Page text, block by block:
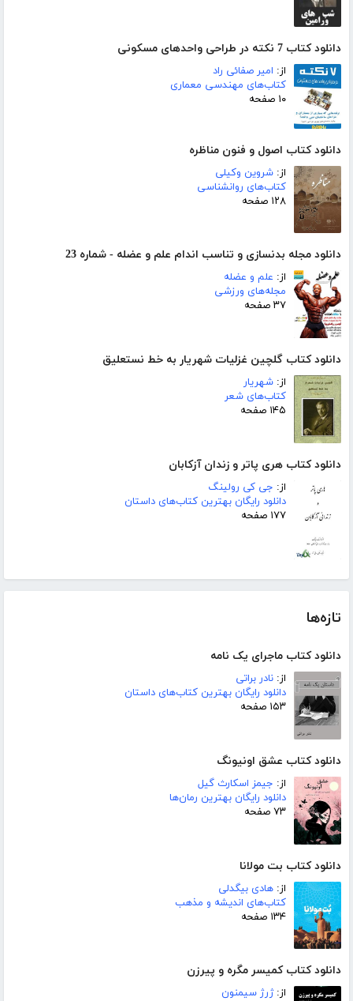
دانلود کتاب 7 نکته در طراحی واحدهای مسکونی
از: امیر صفائی راد
کتاب‌های مهندسی معماری
۱۰ صفحه
دانلود کتاب اصول و فنون مناظره
از: شروین وکیلی
کتاب‌های روانشناسی
۱۲۸ صفحه
دانلود مجله بدنسازی و تناسب اندام علم و عضله - شماره 23
از: علم و عضله
مجله‌های ورزشی
۳۷ صفحه
دانلود کتاب گلچین غزلیات شهریار به خط نستعلیق
از: شهریار
کتاب‌های شعر
۱۴۵ صفحه
دانلود کتاب هری پاتر و زندان آزکابان
از: جی کی رولینگ
دانلود رایگان بهترین کتاب‌های داستان
۱۷۷ صفحه
تازه‌ها
دانلود کتاب ماجرای یک نامه
از: نادر براتی
دانلود رایگان بهترین کتاب‌های داستان
۱۵۳ صفحه
دانلود کتاب عشق اونیونگ
از: جیمز اسکارث گیل
دانلود رایگان بهترین رمان‌ها
۷۳ صفحه
دانلود کتاب بت مولانا
از: هادی بیگدلی
کتاب‌های اندیشه و مذهب
۱۳۴ صفحه
دانلود کتاب کمیسر مگره و پیرزن
از:ژرژ سیمنون